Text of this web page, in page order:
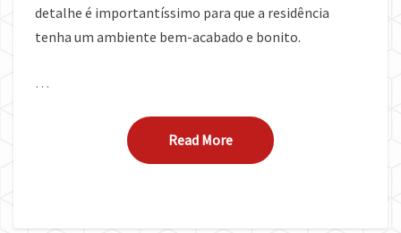
detalhe é importantíssimo para que a residência
tenha um ambiente bem-acabado e bonito.
…
Read MoreRead More